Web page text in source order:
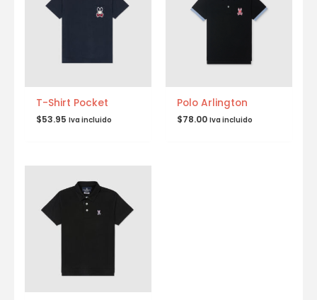
T-Shirt Pocket
$53.95 Iva incluido
Polo Arlington
$78.00 Iva incluido